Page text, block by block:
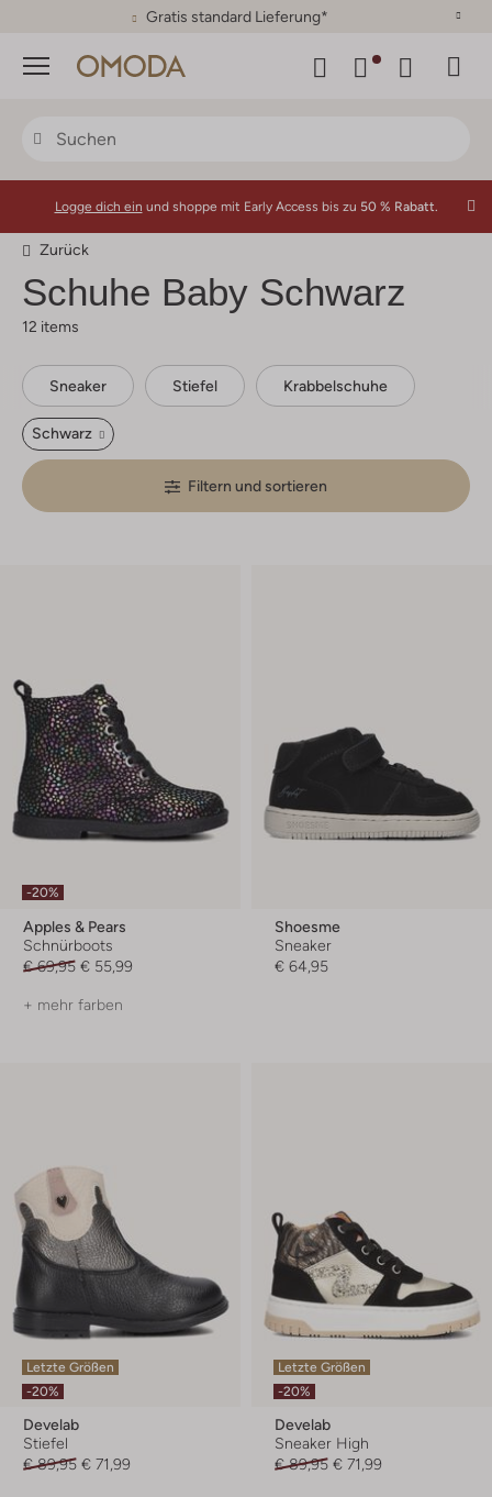
30 Tage Rückgaberecht
Menü
Logge dich ein und shoppe mit Early Access bis zu 50 % Rabatt.
Zurück
Schuhe Baby Schwarz
12 items
Sneaker Stiefel Krabbelschuhe
Schwarz
Filtern und sortieren
-20%
Apples & Pears
Schnürboots
€ 69,95 € 55,99
+ mehr farben
Shoesme
Sneaker
€ 64,95
Letzte Größen
-20%
Develab
Stiefel
€ 89,95 € 71,99
Letzte Größen
-20%
Develab
Sneaker High
€ 89,95 € 71,99